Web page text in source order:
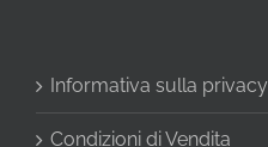
Informativa sulla privacy
Condizioni di Vendita